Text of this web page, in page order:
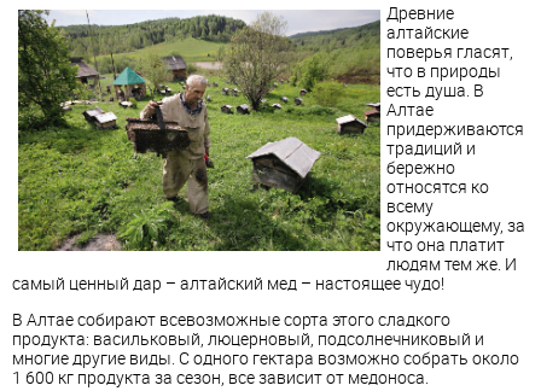
Древние
алтайские
поверья гласят,
что в природы
есть душа. В
Алтае
придерживаются
традиций и
бережно
относятся ко
всему
окружающему, за
что она платит
людям тем же. И
самый ценный дар – алтайский мед – настоящее чудо!
В Алтае собирают всевозможные сорта этого сладкого
продукта: васильковый, люцерновый, подсолнечниковый и
многие другие виды. С одного гектара возможно собрать около
1 600 кг продукта за сезон, все зависит от медоноса.